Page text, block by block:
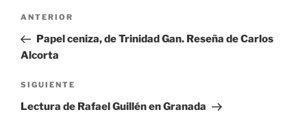
Navegación
entradas
Entrada
anterior:
ANTERIOR
Papel ceniza, de Trinidad Gan. Reseña de Carlos
Alcorta
Siguiente
entrada
SIGUIENTE
Lectura de Rafael Guillén en Granada